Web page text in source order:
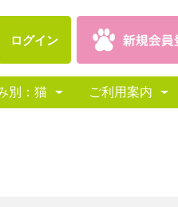
ログイン
別：猫 ご利用案内